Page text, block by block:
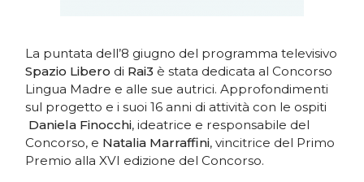
La puntata dell’8 giugno del programma televisivo
Spazio Libero di Rai3 è stata dedicata al Concorso
Lingua Madre e alle sue autrici. Approfondimenti
sul progetto e i suoi 16 anni di attività con le ospiti
Daniela Finocchi, ideatrice e responsabile del
Concorso, e Natalia Marraffini, vincitrice del Primo
Premio alla XVI edizione del Concorso.